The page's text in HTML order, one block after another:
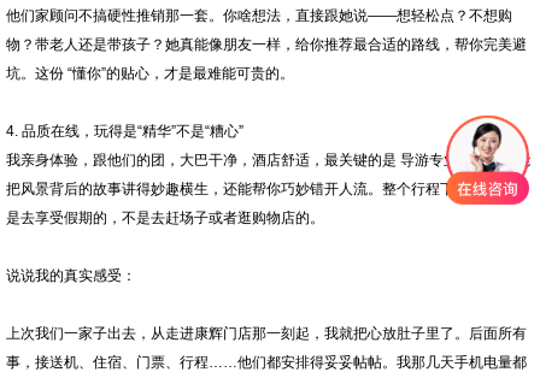
他们家顾问不搞硬性推销那一套。你啥想法，直接跟她说——想轻松点？不想购
物？带老人还是带孩子？她真能像朋友一样，给你推荐最合适的路线，帮你完美避
坑。这份 “懂你”的贴心，才是最难能可贵的。
4. 品质在线，玩得是“精华”不是“糟心”
我亲身体验，跟他们的团，大巴干净，酒店舒适，最关键的是 导游专业又会谝，能
把风景背后的故事讲得妙趣横生，还能帮你巧妙错开人流。整个行程下来，感觉就
是去享受假期的，不是去赶场子或者逛购物店的。
说说我的真实感受：
上次我们一家子出去，从走进康辉门店那一刻起，我就把心放肚子里了。后面所有
事，接送机、住宿、门票、行程……他们都安排得妥妥帖帖。我那几天手机电量都